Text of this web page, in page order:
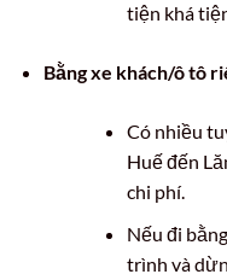
tiện khá
Bằng xe khách/ô tô
Có nhiều
Huế đến
chi phí.
Nếu đi
trình và